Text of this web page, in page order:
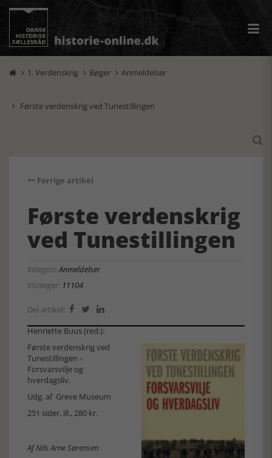
 1. Verdenskrig  Bøger  Anmeldelser
 Første verdenskrig ved Tunestillingen

Forrige artikel
Første verdenskrig
ved Tunestillingen
Kategori:Anmeldelser
Visninger: 11104
Del artikel:   
Henriette Buus (red.):
Første verdenskrig ved
Tunestillingen -
Forsvarsvilje og
hverdagsliv.
Udg. af Greve Museum
251 sider, ill., 280 kr.
Af Nils Arne Sørensen